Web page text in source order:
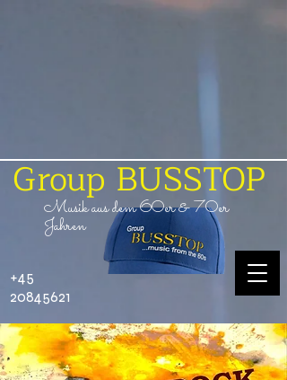
Group BUSSTOP
+45
20845621
Musik aus dem60er& 70er
Jahren